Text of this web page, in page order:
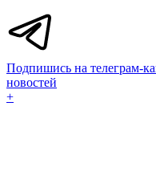
Подпишись на телеграм-
новостей
+